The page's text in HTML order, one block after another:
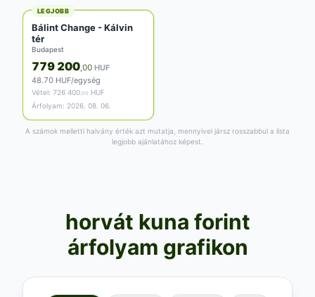
LEGJOBB
Bálint Change - Kálvin
tér
Budapest
779 200 ,00 HUF
48.70 HUF/egység
Vétel: 726 400 ,00 HUF
Árfolyam: 2026. 08. 06.
A számok melletti halvány érték azt mutatja, mennyivel jársz rosszabbul a lista
legjobb ajánlatához képest.
horvát kuna forint
árfolyam grafikon